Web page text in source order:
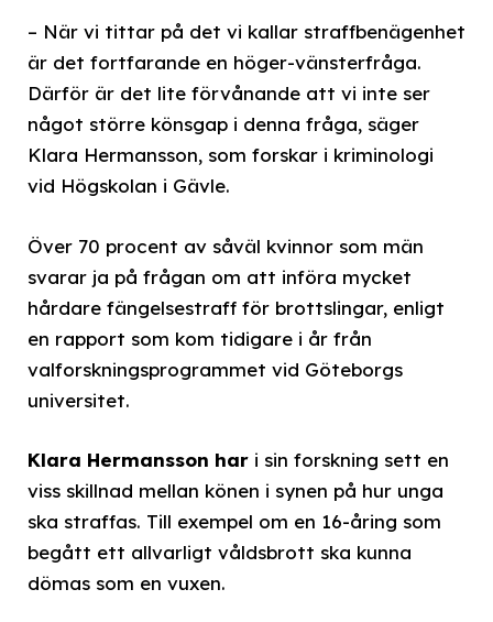
– När vi tittar på det vi kallar straffbenägenhet
är det fortfarande en höger-vänsterfråga.
Därför är det lite förvånande att vi inte ser
något större könsgap i denna fråga, säger
Klara Hermansson, som forskar i kriminologi
vid Högskolan i Gävle.
Över 70 procent av såväl kvinnor som män
svarar ja på frågan om att införa mycket
hårdare fängelsestraff för brottslingar, enligt
en rapport som kom tidigare i år från
valforskningsprogrammet vid Göteborgs
universitet.
Klara Hermansson har i sin forskning sett en
viss skillnad mellan könen i synen på hur unga
ska straffas. Till exempel om en 16-åring som
begått ett allvarligt våldsbrott ska kunna
dömas som en vuxen.